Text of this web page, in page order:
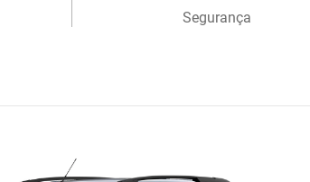
Segurança